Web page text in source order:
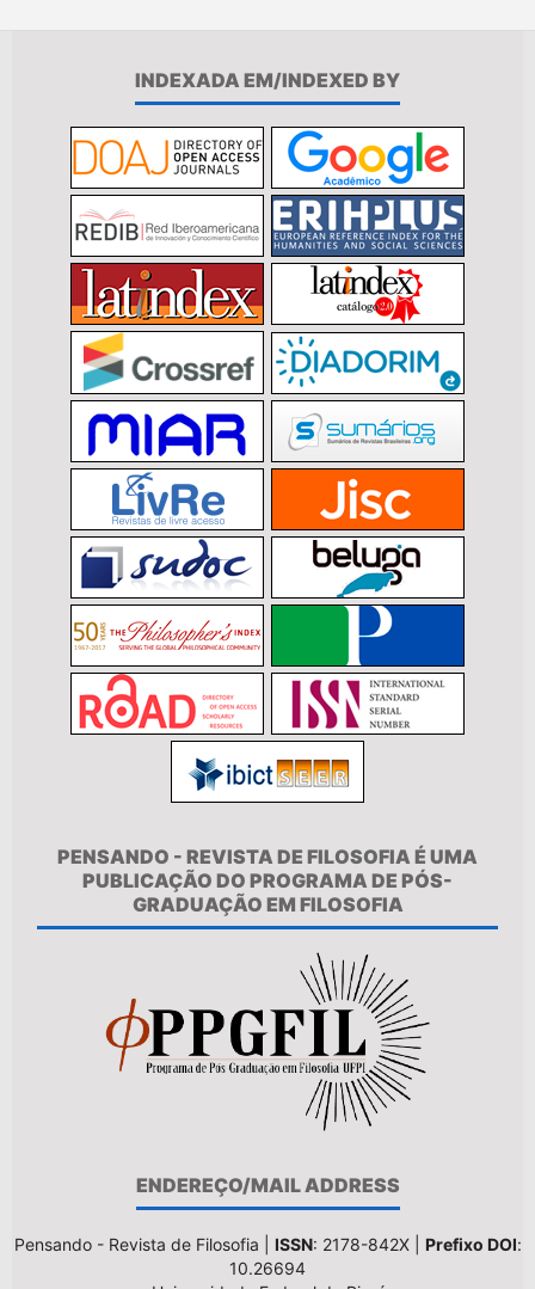
INDEXADA EM/INDEXED BY
PENSANDO - REVISTA DE FILOSOFIA É UMA
PUBLICAÇÃO DO PROGRAMA DE PÓS-
GRADUAÇÃO EM FILOSOFIA
ENDEREÇO/MAIL ADDRESS
Pensando - Revista de Filosofia | ISSN: 2178-842X | Prefixo DOI:
10.26694